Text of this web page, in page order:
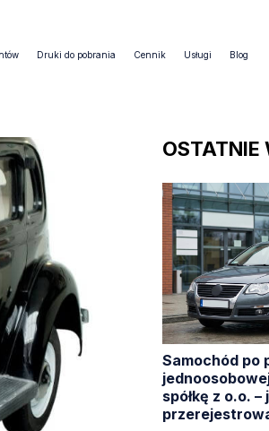
Druki do pobrania Cennik Usługi Blog
OSTATNIE
Samochód po
spółkę z o.o. –